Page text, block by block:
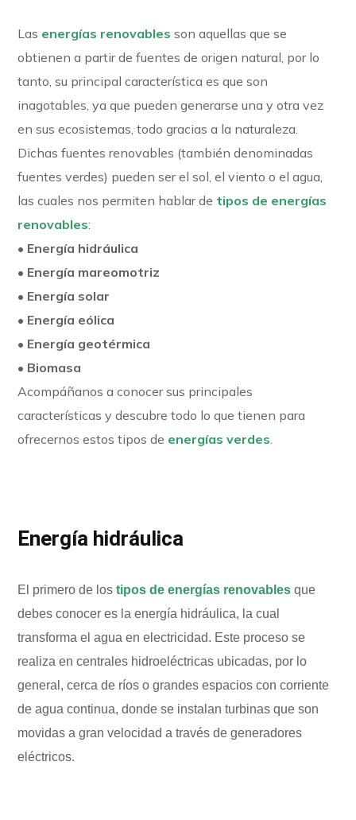
Las energías renovables son aquellas que se
obtienen a partir de fuentes de origen natural, por lo
tanto, su principal característica es que son
inagotables, ya que pueden generarse una y otra vez
en sus ecosistemas, todo gracias a la naturaleza.
Dichas fuentes renovables (también denominadas
fuentes verdes) pueden ser el sol, el viento o el agua,
las cuales nos permiten hablar de tipos de energías
renovables:
• Energía hidráulica
• Energía mareomotriz
• Energía solar
• Energía eólica
• Energía geotérmica
• Biomasa
Acompáñanos a conocer sus principales
características y descubre todo lo que tienen para
ofrecernos estos tipos de energías verdes
Energía hidráulica
El primero de los tipos de energías renovables que
debes conocer es la energía hidráulica, la cual
transforma el agua en electricidad. Este proceso se
realiza en centrales hidroeléctricas ubicadas, por lo
general, cerca de ríos o grandes espacios con corriente
de agua continua, donde se instalan turbinas que son
movidas a gran velocidad a través de generadores
eléctricos.